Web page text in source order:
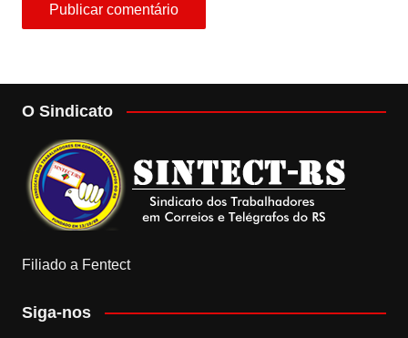
O Sindicato
Filiado a Fentect
Siga-nos